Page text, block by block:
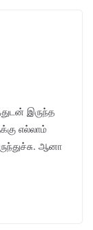
இருந்த
எல்லாம்
ஆனா